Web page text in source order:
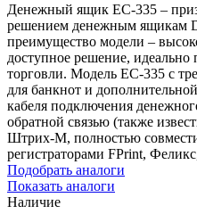
Денежный ящик EC-335 –
решением денежным ящикам
преимущество модели –
доступное решение, идеально
торговли. Модель EC-335 с
для банкнот и
кабеля подключения
обратной связью (также
Штрих-М, полностью
регистраторами FPrint,
Подобрать аналоги
Показать аналоги
Наличие